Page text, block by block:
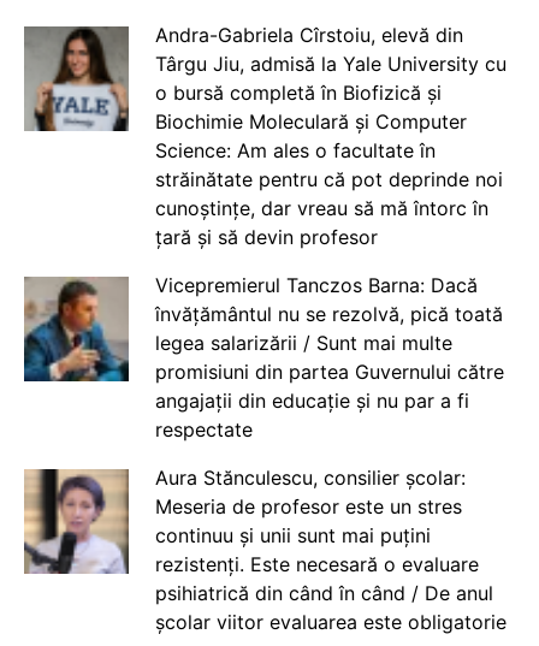
Andra-Gabriela Cîrstoiu, elevă din
Târgu Jiu, admisă la Yale University cu
o bursă completă în Biofizică și
Biochimie Moleculară și Computer
Science: Am ales o facultate în
străinătate pentru că pot deprinde noi
cunoștințe, dar vreau să mă întorc în
țară și să devin profesor
Vicepremierul Tanczos Barna: Dacă
învățământul nu se rezolvă, pică toată
legea salarizării / Sunt mai multe
promisiuni din partea Guvernului către
angajații din educație și nu par a fi
respectate
Aura Stănculescu, consilier școlar:
Meseria de profesor este un stres
continuu și unii sunt mai puțini
rezistenți. Este necesară o evaluare
psihiatrică din când în când / De anul
școlar viitor evaluarea este obligatorie